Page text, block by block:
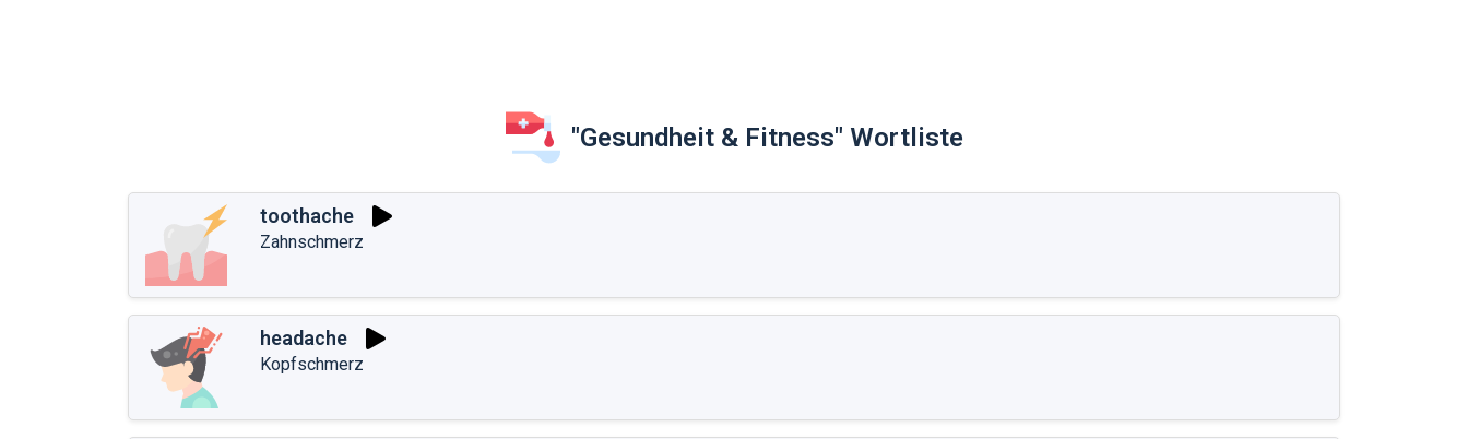
"Gesundheit & Fitness" Wortliste
toothache
Zahnschmerz
headache
Kopfschmerz